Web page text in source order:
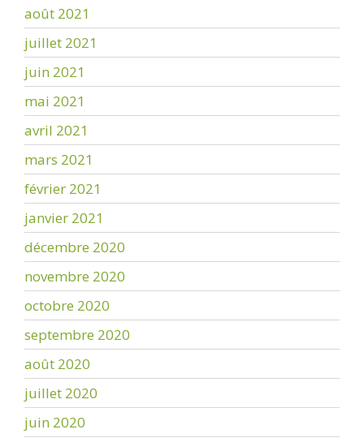
août 2021
juillet 2021
juin 2021
mai 2021
avril 2021
mars 2021
février 2021
janvier 2021
décembre 2020
novembre 2020
octobre 2020
septembre 2020
août 2020
juillet 2020
juin 2020